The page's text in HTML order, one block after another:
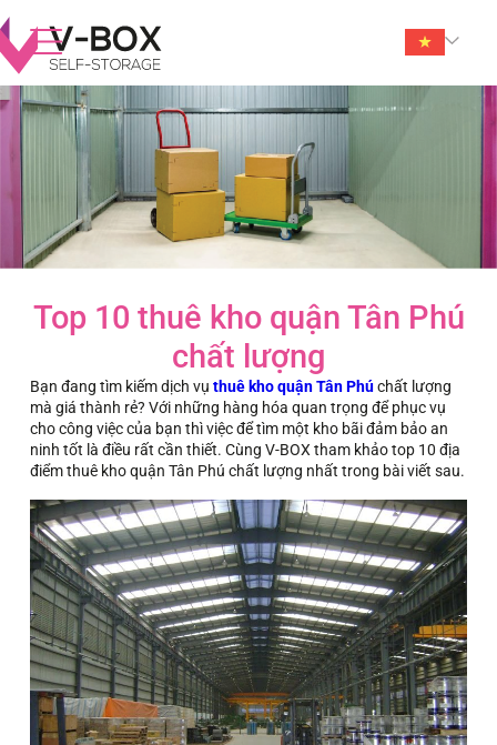
Top 10 thuê kho quận Tân Phú
chất lượng
Bạn đang tìm kiếm dịch vụ thuê kho quận Tân Phúchất lượng
mà giá thành rẻ? Với những hàng hóa quan trọng để phục vụ
cho công việc của bạn thì việc để tìm một kho bãi đảm bảo an
ninh tốt là điều rất cần thiết. Cùng V-BOX tham khảo top 10 địa
điểm thuê kho quận Tân Phú chất lượng nhất trong bài viết sau.